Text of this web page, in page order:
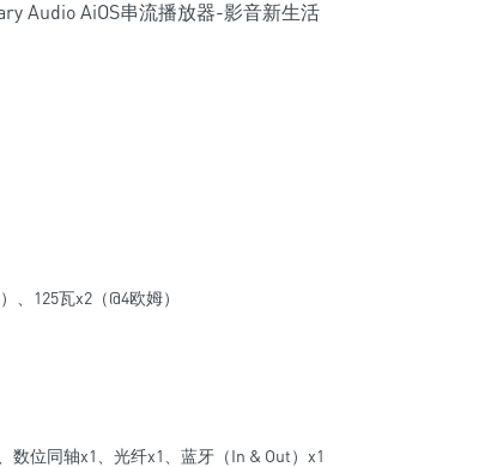
、125瓦x2（@4欧姆）
数位同轴x1、光纤x1、蓝牙（In & Out）x1